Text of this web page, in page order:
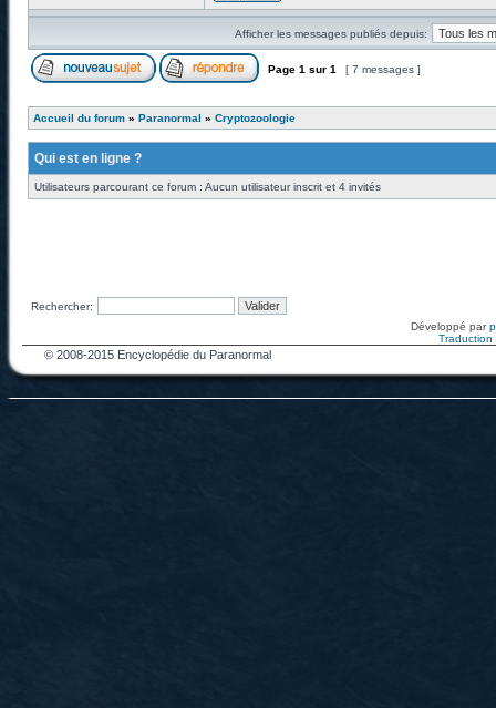
Afficher les messages publiés depuis:
Page 1 sur 1 [ 7 messages ]
Accueil du forum » Paranormal » Cryptozoologie
Qui est en ligne ?
Utilisateurs parcourant ce forum : Aucun utilisateur inscrit et 4 invités
Rechercher:
Développé par
Traduction
© 2008-2015 Encyclopédie du Paranormal